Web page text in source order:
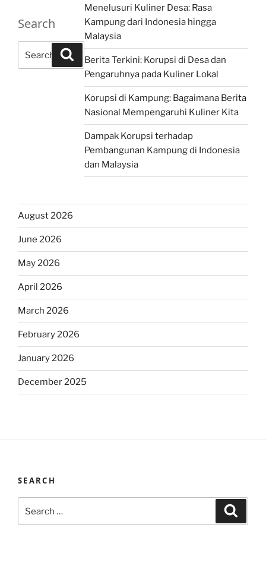
Search
for:
Search
Menelusuri Kuliner Desa: Rasa
Kampung dari Indonesia hingga
Malaysia
Berita Terkini: Korupsi di Desa dan
Pengaruhnya pada Kuliner Lokal
Korupsi di Kampung: Bagaimana Berita
Nasional Mempengaruhi Kuliner Kita
Dampak Korupsi terhadap
Pembangunan Kampung di Indonesia
dan Malaysia
August 2026
June 2026
May 2026
April 2026
March 2026
February 2026
January 2026
December 2025
SEARCH
for: